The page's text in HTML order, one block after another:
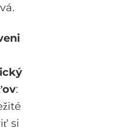
:
si